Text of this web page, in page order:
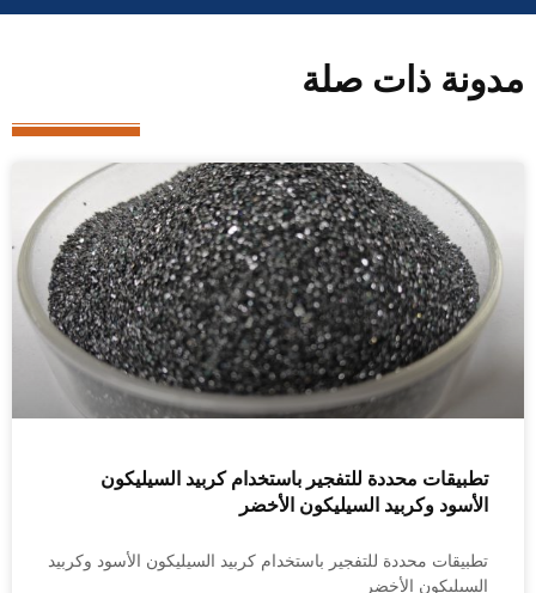
مدونة ذات صلة
تطبيقات محددة للتفجير باستخدام كربيد السيليكون
الأسود وكربيد السيليكون الأخضر
تطبيقات محددة للتفجير باستخدام كربيد السيليكون الأسود وكربيد
السيليكون الأخضر